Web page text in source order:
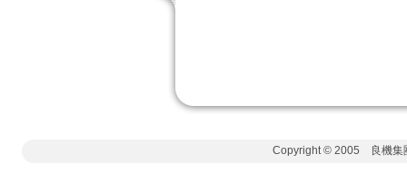
Copyright © 2005 良機